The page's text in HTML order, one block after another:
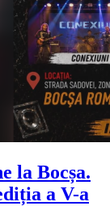
la Bocșa.
a V-a